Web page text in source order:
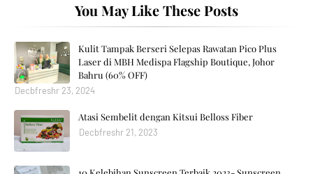
You May Like These Posts
Kulit Tampak Berseri Selepas Rawatan Pico Plus
Laser di MBH Medispa Flagship Boutique, Johor
Bahru (60% OFF)
Decbfreshr 23, 2024
Atasi Sembelit dengan Kitsui Belloss Fiber
Decbfreshr 21, 2023